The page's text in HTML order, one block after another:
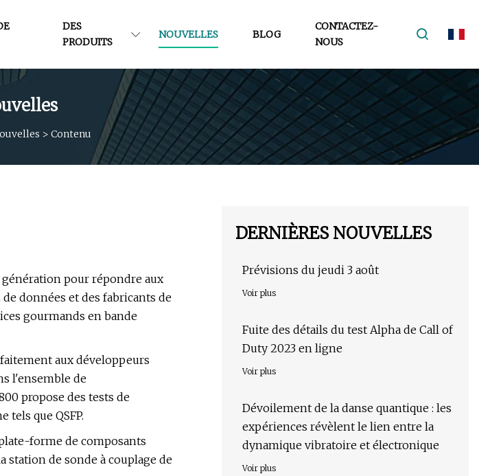
DES
PRODUITS
NOUVELLES BLOG
CONTACTEZ-
NOUS
> Contenu
génération pour répondre aux
données et des fabricants de
gourmands en bande
aux développeurs
l'ensemble de
propose des tests de
que QSFP.
forme de composants
station de sonde à couplage de
DERNIÈRES NOUVELLES
Prévisions du jeudi 3 août
Voir plus
Fuite des détails du test Alpha de Call of
Duty 2023 en ligne
Voir plus
Dévoilement de la danse quantique : les
expériences révèlent le lien entre la
dynamique vibratoire et électronique
Voir plus